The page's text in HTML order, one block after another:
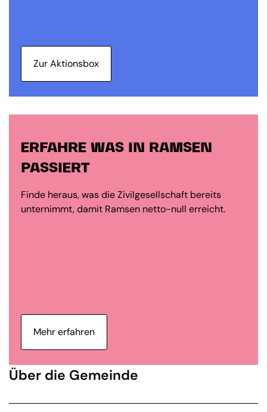
Zur Aktionsbox
ERFAHRE WAS IN RAMSEN
PASSIERT
Finde heraus, was die Zivilgesellschaft bereits
unternimmt, damit Ramsen netto-null erreicht.
Mehr erfahren
Über die Gemeinde